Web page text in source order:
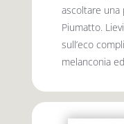
ascoltare una
Piumatto.
sull’eco
melanconia